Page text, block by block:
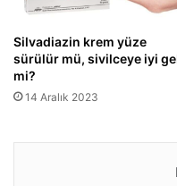
Silvadiazin krem yüze
sürülür mü, sivilceye iyi
mi?
14 Aralık 2023